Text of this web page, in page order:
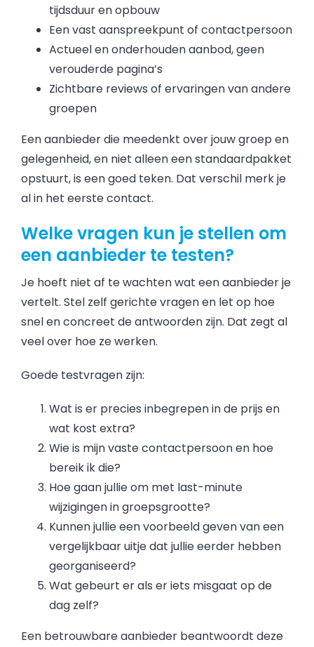
tijdsduur en opbouw
Een vast aanspreekpunt of contactpersoon
Actueel en onderhouden aanbod, geen
verouderde pagina’s
Zichtbare reviews of ervaringen van andere
groepen
Een aanbieder die meedenkt over jouw groep en
gelegenheid, en niet alleen een standaardpakket
opstuurt, is een goed teken. Dat verschil merk je
al in het eerste contact.
Welke vragen kun je stellen om
een aanbieder te testen?
Je hoeft niet af te wachten wat een aanbieder je
vertelt. Stel zelf gerichte vragen en let op hoe
snel en concreet de antwoorden zijn. Dat zegt al
veel over hoe ze werken.
Goede testvragen zijn:
Wat is er precies inbegrepen in de prijs en
wat kost extra?
Wie is mijn vaste contactpersoon en hoe
bereik ik die?
Hoe gaan jullie om met last-minute
wijzigingen in groepsgrootte?
Kunnen jullie een voorbeeld geven van een
vergelijkbaar uitje dat jullie eerder hebben
georganiseerd?
Wat gebeurt er als er iets misgaat op de
dag zelf?
Een betrouwbare aanbieder beantwoordt deze